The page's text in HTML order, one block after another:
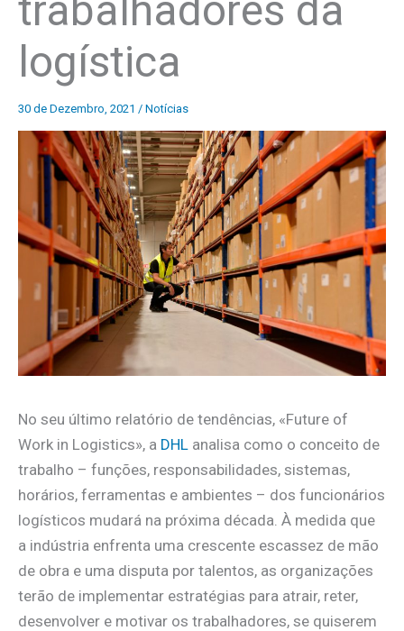
logística
30 de Dezembro, 2021 / Notícias
No seu último relatório de tendências, «Future of
Work in Logistics», a DHL analisa como o conceito de
trabalho – funções, responsabilidades, sistemas,
horários, ferramentas e ambientes – dos funcionários
logísticos mudará na próxima década. À medida que
a indústria enfrenta uma crescente escassez de mão
de obra e uma disputa por talentos, as organizações
terão de implementar estratégias para atrair, reter,
desenvolver e motivar os trabalhadores, se quiserem